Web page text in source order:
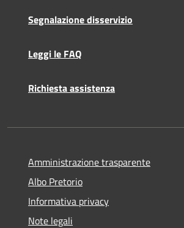
Segnalazione disservizio
Leggi le FAQ
Richiesta assistenza
Amministrazione trasparente
Albo Pretorio
Informativa privacy
Note legali